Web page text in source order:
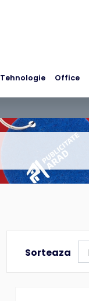
Tehnologie Office
Sorteaza